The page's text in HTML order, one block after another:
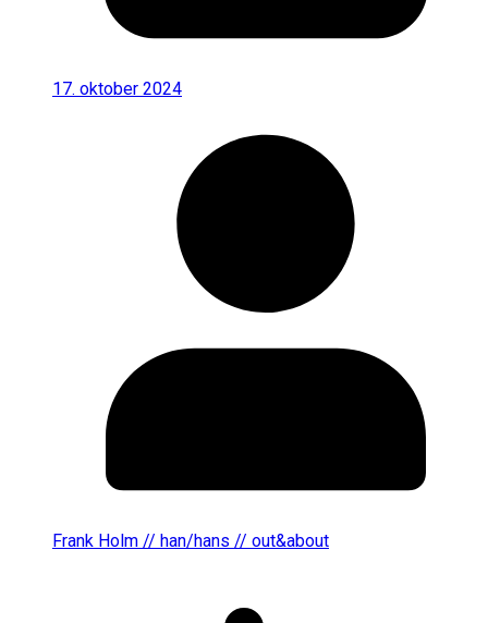
17. oktober 2024
Frank Holm // han/hans // out&about